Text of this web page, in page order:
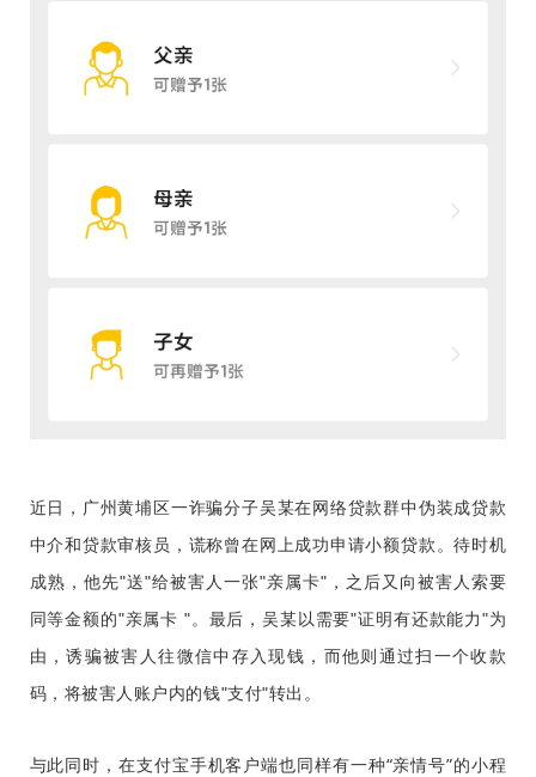
近日，广州黄埔区一诈骗分子吴某在网络贷款群中伪装成贷款
中介和贷款审核员，谎称曾在网上成功申请小额贷款。待时机
成熟，他先"送"给被害人一张"亲属卡"，之后又向被害人索要
同等金额的"亲属卡 "。最后，吴某以需要"证明有还款能力"为
由，诱骗被害人往微信中存入现钱，而他则通过扫一个收款
码，将被害人账户内的钱"支付"转出。
与此同时，在支付宝手机客户端也同样有一种“亲情号”的小程